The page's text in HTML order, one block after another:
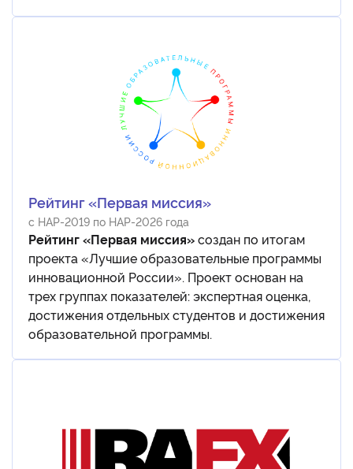
Рейтинг «Первая миссия»
с НАР-2019 по НАР-2026 года
Рейтинг «Первая миссия»создан по итогам
проекта «Лучшие образовательные программы
инновационной России». Проект основан на
трех группах показателей: экспертная оценка,
достижения отдельных студентов и достижения
образовательной программы.